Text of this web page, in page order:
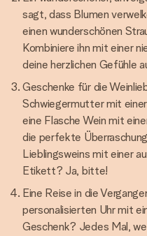
sagt, dass Blumen
einen wunderschönen
Kombiniere ihn mit einer
deine herzlichen Gefühle
Geschenke für die
Schwiegermutter mit
eine Flasche Wein mit
die perfekte
Lieblingsweins mit einer
Etikett? Ja, bitte!
Eine Reise in die
personalisierten Uhr mit
Geschenk? Jedes Mal,